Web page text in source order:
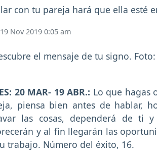
con tu pareja hará que ella esté
Nov 2019 0:05 am
20 MAR- 19 ABR.: Lo que hagas
piensa bien antes de hablar,
las cosas, dependerá de ti
y al fin llegarán las
trabajo. Número del éxito, 16.